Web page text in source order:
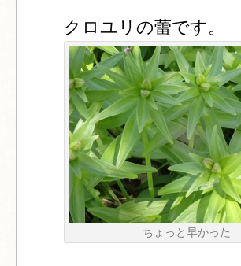
クロユリの蕾です。
ちょっと早かった